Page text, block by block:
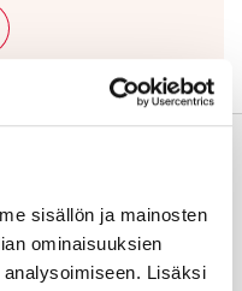
sisällön ja mainosten
ominaisuuksien
Lisäksi